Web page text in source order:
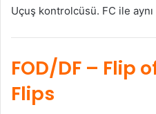
Uçuş kontrolcüsü. FC ile
FOD/DF – Flip
Flips